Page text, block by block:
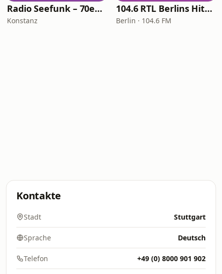
Radio Seefunk – 70er pur
Konstanz
104.6 RTL Berlins Hitradio
Berlin · 104.6 FM
Kontakte
Stadt Stuttgart
Sprache Deutsch
Telefon +49 (0) 8000 901 902